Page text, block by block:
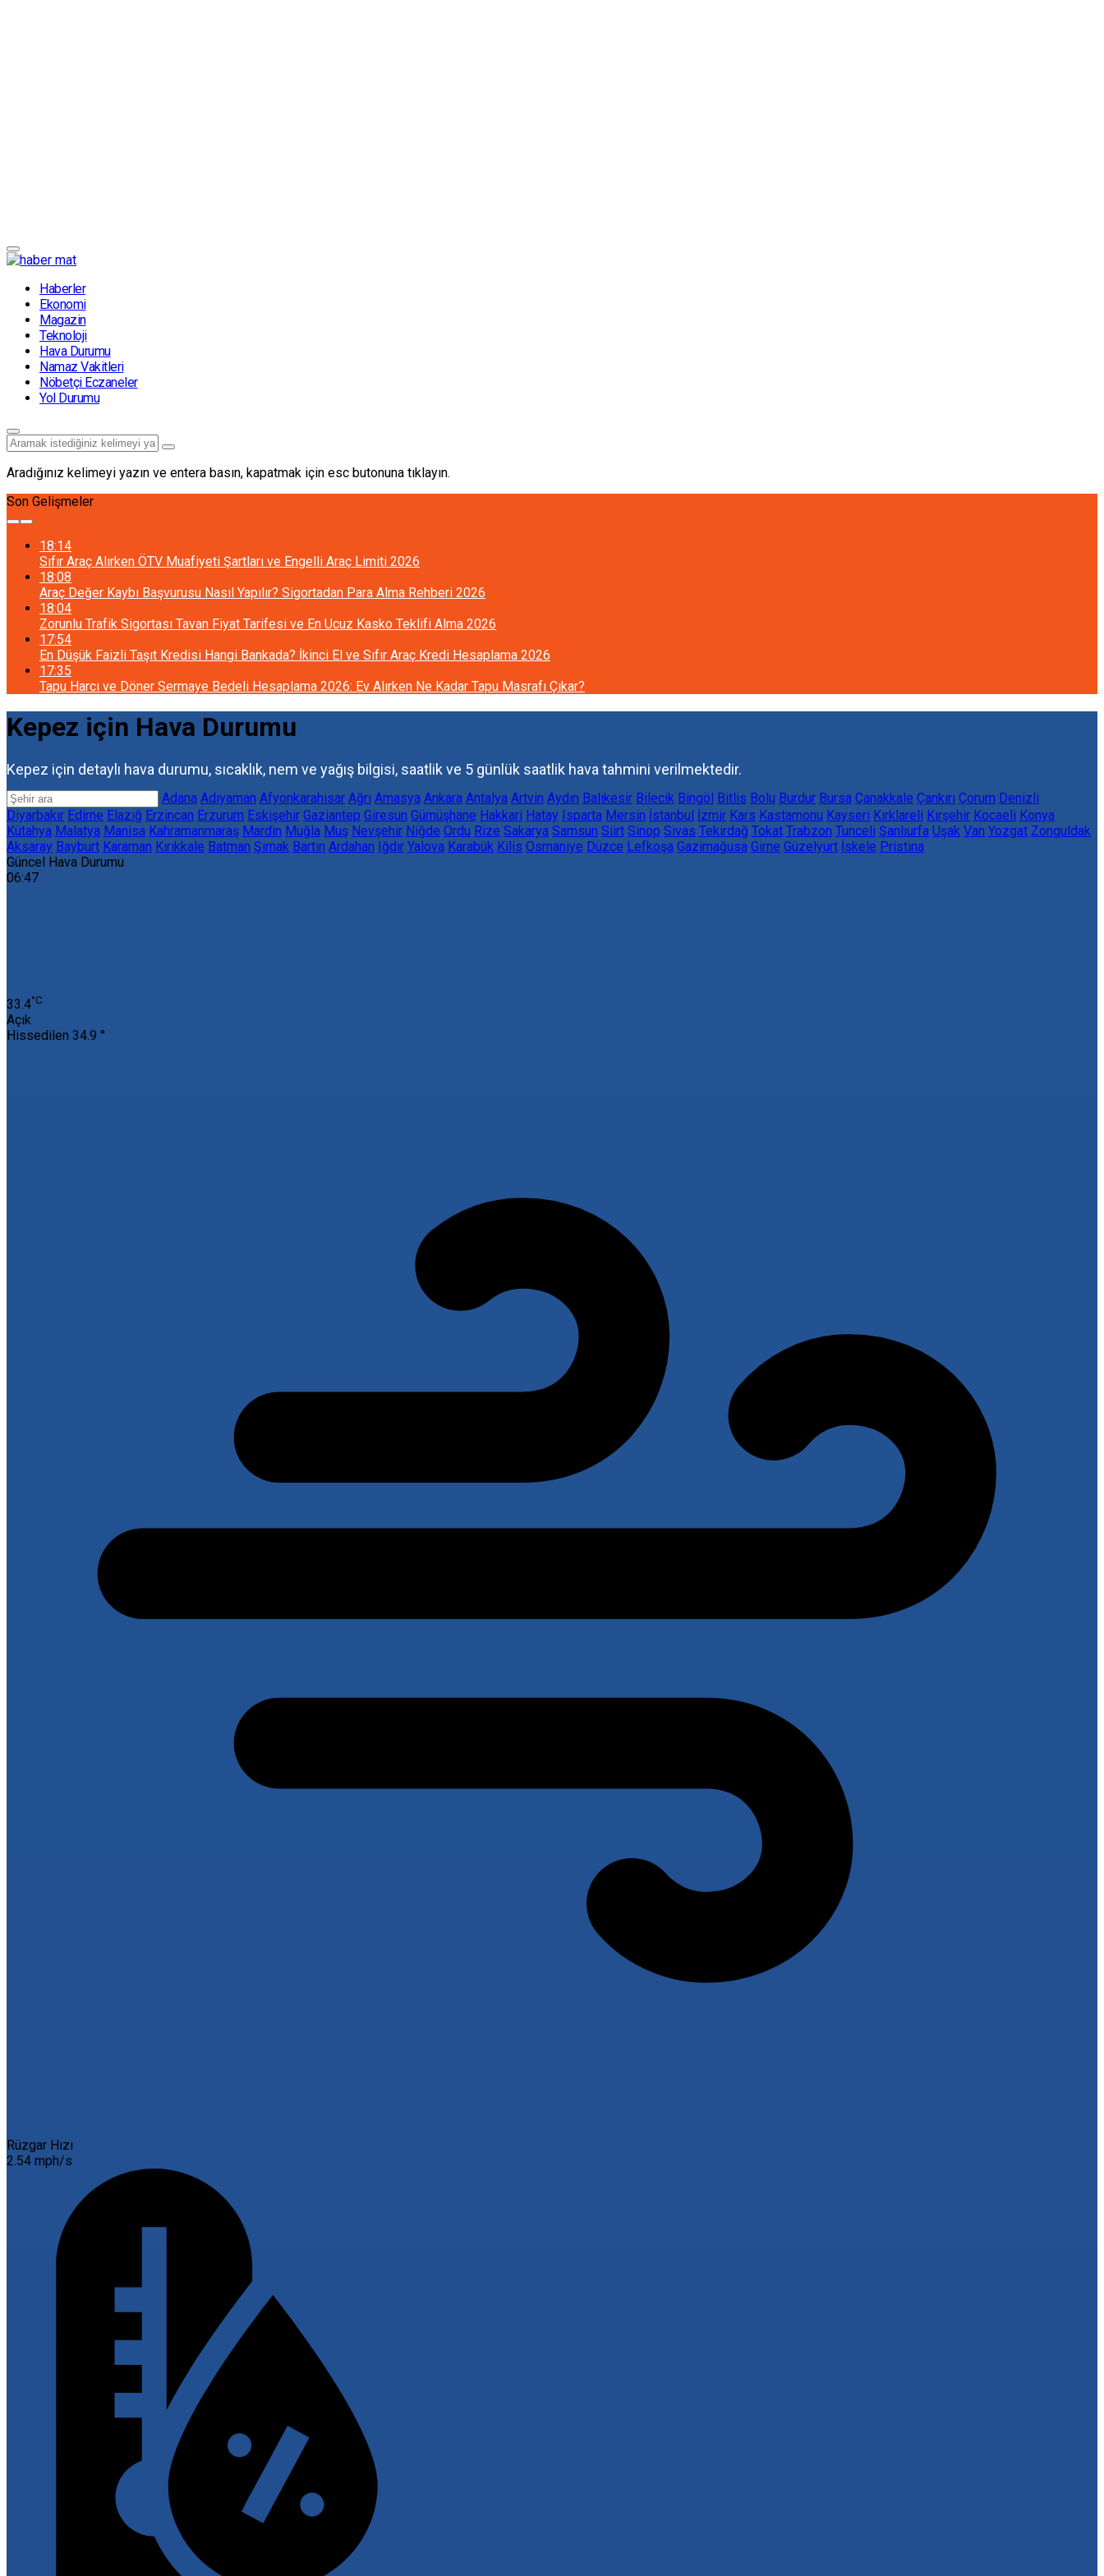
Haberler
Ekonomi
Magazin
Teknoloji
Hava Durumu
Namaz Vakitleri
Nöbetçi Eczaneler
Yol Durumu
Aradığınız kelimeyi yazın ve entera basın, kapatmak için esc butonuna tıklayın.
Son Gelişmeler
18:14
Sıfır Araç Alırken ÖTV Muafiyeti Şartları ve Engelli Araç Limiti 2026
18:08
Araç Değer Kaybı Başvurusu Nasıl Yapılır? Sigortadan Para Alma Rehberi 2026
18:04
Zorunlu Trafik Sigortası Tavan Fiyat Tarifesi ve En Ucuz Kasko Teklifi Alma 2026
17:54
En Düşük Faizli Taşıt Kredisi Hangi Bankada? İkinci El ve Sıfır Araç Kredi Hesaplama 2026
17:35
Tapu Harcı ve Döner Sermaye Bedeli Hesaplama 2026: Ev Alırken Ne Kadar Tapu Masrafı Çıkar?
Kepez için Hava Durumu
Kepez için detaylı hava durumu, sıcaklık, nem ve yağış bilgisi, saatlik ve 5 günlük saatlik hava tahmini verilmektedir.
Adana Adıyaman Afyonkarahisar Ağrı Amasya Ankara Antalya Artvin Aydın Balıkesir Bilecik Bingöl Bitlis Bolu Burdur Bursa Çanakkale Çankırı Çorum Denizli
Diyarbakır Edirne Elazığ Erzincan Erzurum Eskişehir Gaziantep Giresun Gümüşhane Hakkari Hatay Isparta Mersin İstanbul İzmir Kars Kastamonu Kayseri Kırklareli Kırşehir Kocaeli Konya
Kütahya Malatya Manisa Kahramanmaraş Mardin Muğla Muş Nevşehir Niğde Ordu Rize Sakarya Samsun Siirt Sinop Sivas Tekirdağ Tokat Trabzon Tunceli Şanlıurfa Uşak Van Yozgat Zonguldak
Aksaray Bayburt Karaman Kırıkkale Batman Şırnak Bartın Ardahan Iğdır Yalova Karabük Kilis Osmaniye Düzce Lefkoşa Gazimağusa Girne Güzelyurt İskele Pristina
Güncel Hava Durumu
06:47
33.4‎°C
Açık
Hissedilen 34.9 °
Rüzgar Hızı
2.54 mph/s